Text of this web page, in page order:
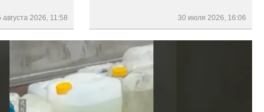
августа 2026, 11:58 30 июля 2026, 16:06